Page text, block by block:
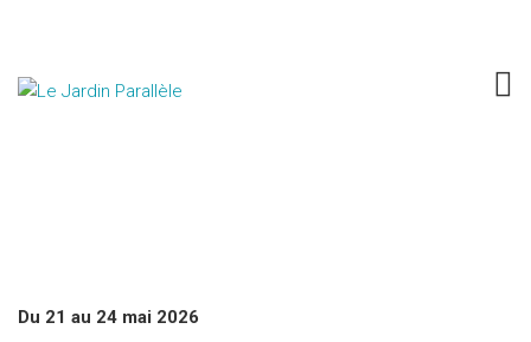
Du 21 au 24 mai 2026